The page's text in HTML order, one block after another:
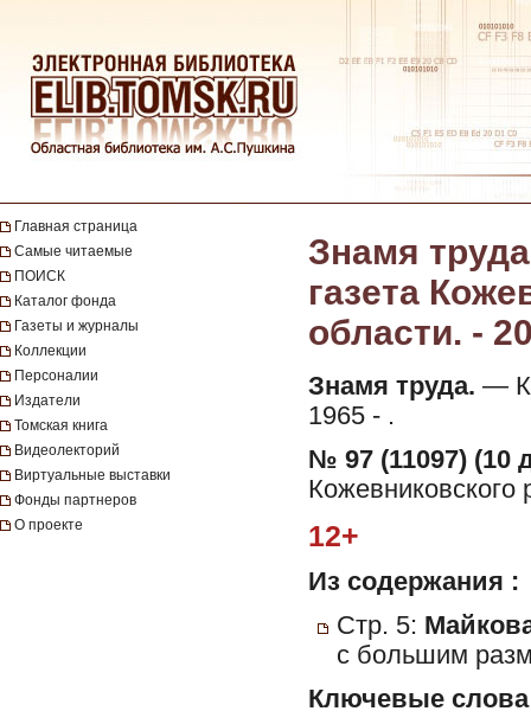
Главная страница
Самые читаемые
ПОИСК
Каталог фонда
Газеты и журналы
Коллекции
Персоналии
Издатели
Томская книга
Видеолекторий
Виртуальные выставки
Фонды партнеров
О проекте
Знамя
газета
области. -
Знамя труда. —
1965 - .
№ 97 (11097) (10
12+
Из содержания :
Стр. 5:
с большим
Ключевые слова